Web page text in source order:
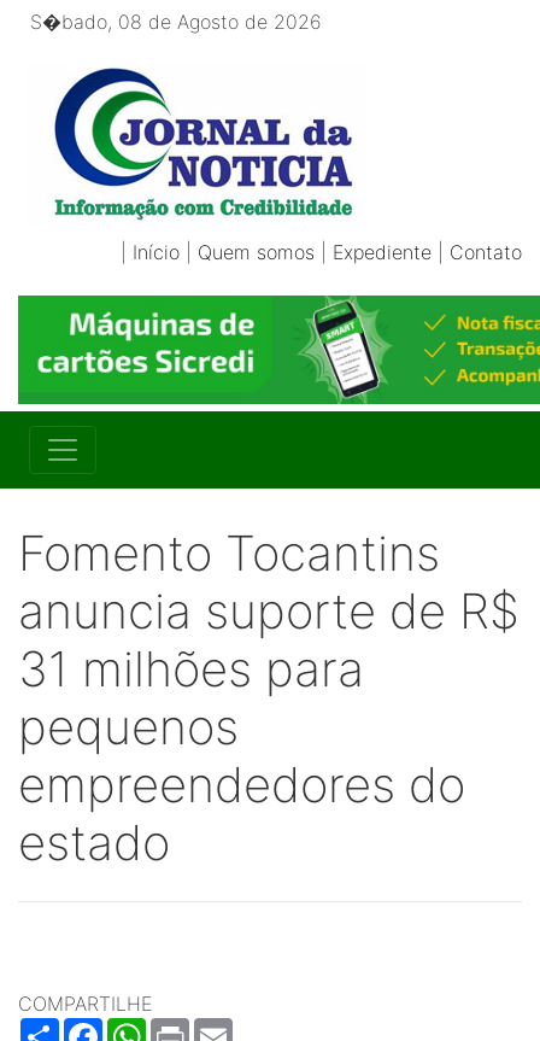
S�bado, 08 de Agosto de 2026
Início Quem somos Expediente Contato
Fomento Tocantins
anuncia suporte de R$
31 milhões para
pequenos
empreendedores do
estado
COMPARTILHE
ShareFacebookWhatsApp
Print